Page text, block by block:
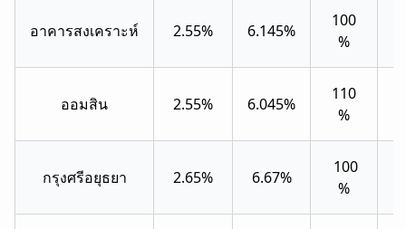
อาคารสงเคราะห์ 2.55% 6.145%
100
%
ออมสิน 2.55% 6.045%
110
%
กรุงศรีอยุธยา 2.65% 6.67%
100
%